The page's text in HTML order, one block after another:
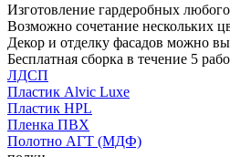
Изготовление гардеробных
Возможно сочетание нескольких
Декор и отделку фасадов можно
Бесплатная сборка в течение 5
ЛДСП
Пластик Alvic Luxe
Пластик HPL
Пленка ПВХ
Полотно АГТ (МДФ)